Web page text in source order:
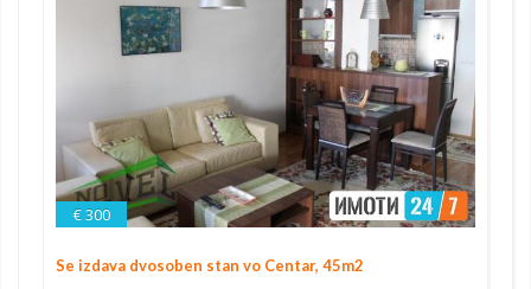
€ 300
Se izdava dvosoben stan vo Centar, 45m2